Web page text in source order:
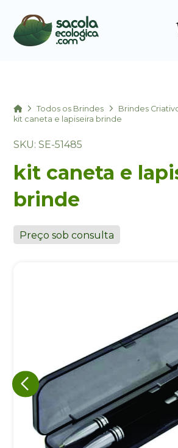
HomeTodos os Brindes
Brindes
kit caneta e lapiseira brinde
SKU: SE-51485
kit caneta e
brinde
Preço sob consulta
Eu concordo em receber
A nossa empresa está comprometida a
sua privacidade, utilizaremos seus
de marketing. Você pode alterar suas
qualquer momento.
Iniciar